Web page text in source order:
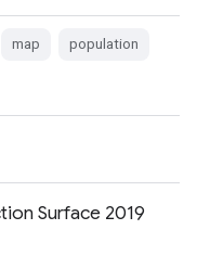
map population
Surface 2019